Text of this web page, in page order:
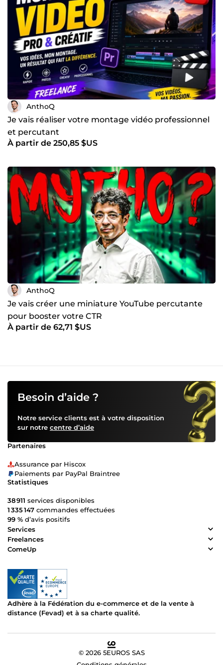
décris ton projet, et on en parle !
AnthoQ
Je vais réaliser votre montage vidéo professionnel
et percutant
À partir de 250,85 $US
AnthoQ
Je vais créer une miniature YouTube percutante
pour booster votre CTR
À partir de 62,71 $US
Besoin d’aide ?
Notre service clients est à votre disposition
sur notre centre d’aide
Partenaires
Assurance par Hiscox
Paiements par PayPal Braintree
Statistiques
38 911 services disponibles
1 335 147 commandes effectuées
99 % d’avis positifs
Services
Freelances
ComeUp
Adhère à la Fédération du e-commerce et de la vente à
distance (Fevad) et à sa charte qualité.
© 2026 5EUROS SAS